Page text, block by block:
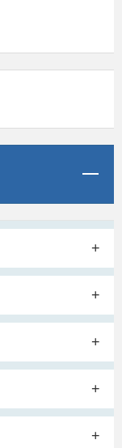
+
+
+
+
+